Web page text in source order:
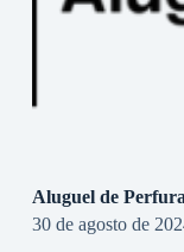
Aluguel de
30 de agosto de